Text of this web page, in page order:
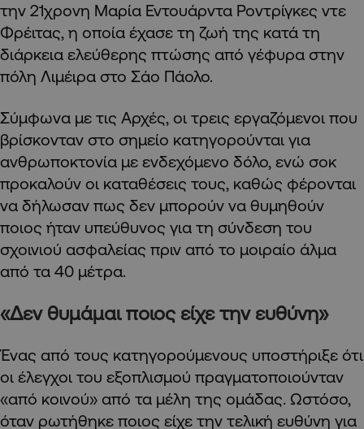
την 21χρονη Μαρία Εντουάρντα Ροντρίγκες ντε
Φρέιτας, η οποία έχασε τη ζωή της κατά τη
διάρκεια ελεύθερης πτώσης από γέφυρα στην
πόλη Λιμέιρα στο Σάο Πάολο.
Σύμφωνα με τις Αρχές, οι τρεις εργαζόμενοι που
βρίσκονταν στο σημείο κατηγορούνται για
ανθρωποκτονία με ενδεχόμενο δόλο, ενώ σοκ
προκαλούν οι καταθέσεις τους, καθώς φέρονται
να δήλωσαν πως δεν μπορούν να θυμηθούν
ποιος ήταν υπεύθυνος για τη σύνδεση του
σχοινιού ασφαλείας πριν από το μοιραίο άλμα
από τα 40 μέτρα.
«Δεν θυμάμαι ποιος είχε την ευθύνη»
Ένας από τους κατηγορούμενους υποστήριξε ότι
οι έλεγχοι του εξοπλισμού πραγματοποιούνταν
«από κοινού» από τα μέλη της ομάδας. Ωστόσο,
όταν ρωτήθηκε ποιος είχε την τελική ευθύνη για